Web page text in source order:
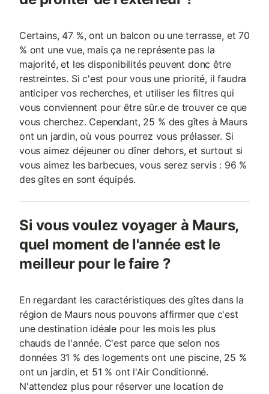
Certains, 47 %, ont un balcon ou une terrasse, et 70
% ont une vue, mais ça ne représente pas la
majorité, et les disponibilités peuvent donc être
restreintes. Si c'est pour vous une priorité, il faudra
anticiper vos recherches, et utiliser les filtres qui
vous conviennent pour être sûr.e de trouver ce que
vous cherchez. Cependant, 25 % des gîtes à Maurs
ont un jardin, où vous pourrez vous prélasser. Si
vous aimez déjeuner ou dîner dehors, et surtout si
vous aimez les barbecues, vous serez servis : 96 %
des gîtes en sont équipés.
Si vous voulez voyager à Maurs,
quel moment de l'année est le
meilleur pour le faire ?
En regardant les caractéristiques des gîtes dans la
région de Maurs nous pouvons affirmer que c'est
une destination idéale pour les mois les plus
chauds de l'année. C'est parce que selon nos
données 31 % des logements ont une piscine, 25 %
ont un jardin, et 51 % ont l'Air Conditionné.
N'attendez plus pour réserver une location de